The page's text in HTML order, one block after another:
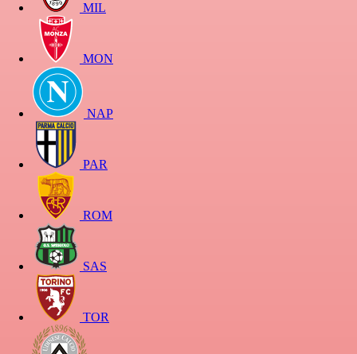
MIL
MON
NAP
PAR
ROM
SAS
TOR